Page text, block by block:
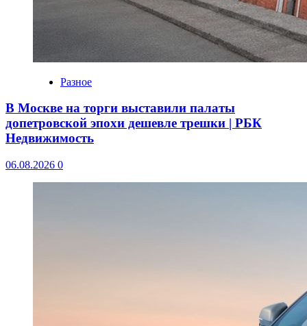
Разное
В Москве на торги выставили палаты
допетровской эпохи дешевле трешки | РБК
Недвижимость
06.08.2026 0